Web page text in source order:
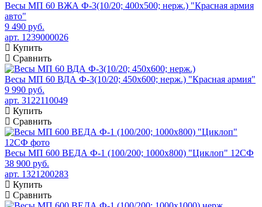
Весы МП 60 ВЖА Ф-3(10/20; 400х500; нерж.) "Красная армия
авто"
9 490 руб.
арт. 1239000026
Купить
Сравнить
Весы МП 60 ВДА Ф-3(10/20; 450х600; нерж.) "Красная армия"
9 990 руб.
арт. 3122110049
Купить
Сравнить
Весы МП 600 ВЕДА Ф-1 (100/200; 1000х800) "Циклоп" 12СФ
38 900 руб.
арт. 1321200283
Купить
Сравнить